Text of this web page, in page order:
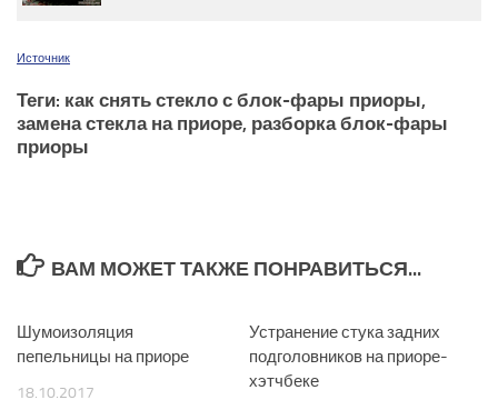
Источник
Теги: как снять стекло с блок-фары приоры,
замена стекла на приоре, разборка блок-фары
приоры
ВАМ МОЖЕТ ТАКЖЕ ПОНРАВИТЬСЯ...
Шумоизоляция
пепельницы на приоре
18.10.2017
Устранение стука задних
подголовников на приоре-
хэтчбеке